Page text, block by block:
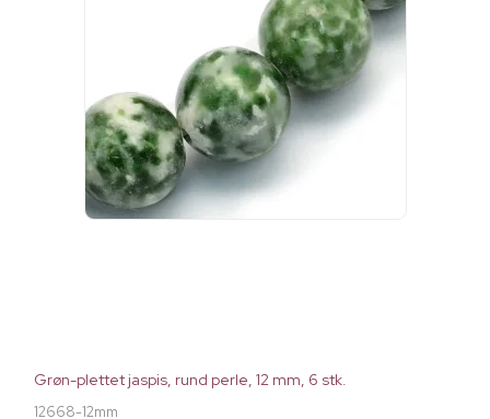
Grøn-plettet jaspis, rund perle, 12 mm, 6 stk.
12668-12mm